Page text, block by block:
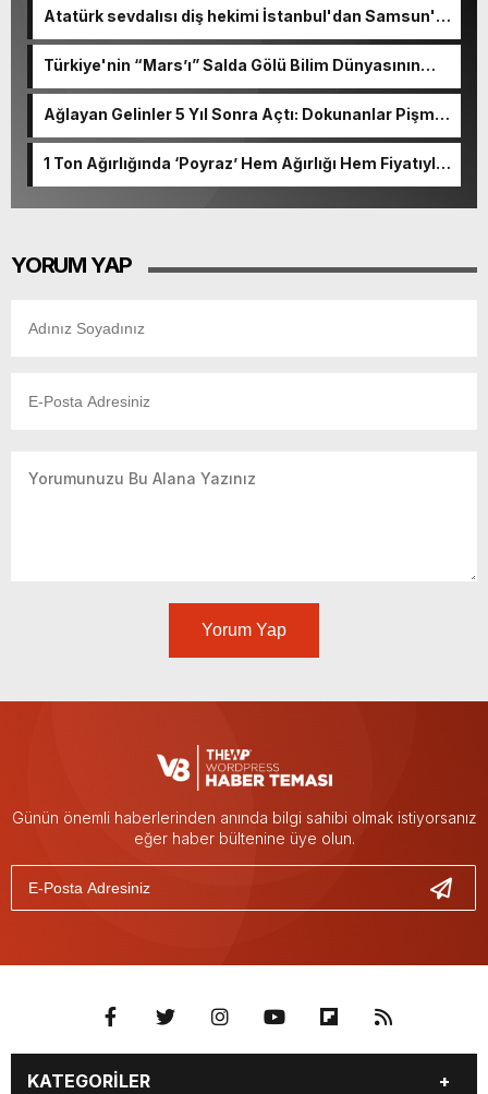
Atatürk sevdalısı diş hekimi İstanbul'dan Samsun'a
Türkiye'nin “Mars’ı” Salda Gölü Bilim Dünyasının
Ağlayan Gelinler 5 Yıl Sonra Açtı: Dokunanlar Pişman
1 Ton Ağırlığında ‘Poyraz’ Hem Ağırlığı Hem Fiyatıyla
YORUM YAP
Yorum Yap
Günün önemli haberlerinden anında bilgi sahibi olmak istiyorsanız
eğer haber bültenine üye olun.
KATEGORİLER